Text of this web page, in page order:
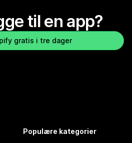
til en app?
gratis i tre dager
Populære kategorier